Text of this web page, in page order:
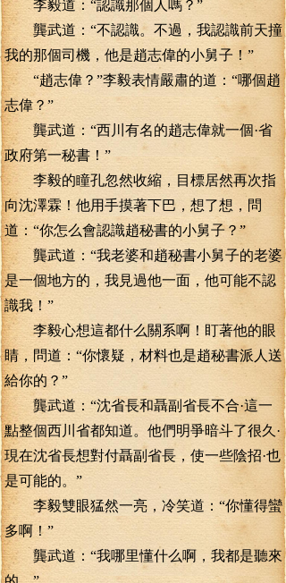
李毅道：“認識那個人嗎？”
龔武道：“不認識。不過，我認識前天撞
我的那個司機，他是趙志偉的小舅子！”
“趙志偉？”李毅表情嚴肅的道：“哪個趙
志偉？”
龔武道：“西川有名的趙志偉就一個·省
政府第一秘書！”
李毅的瞳孔忽然收縮，目標居然再次指
向沈澤霖！他用手摸著下巴，想了想，問
道：“你怎么會認識趙秘書的小舅子？”
龔武道：“我老婆和趙秘書小舅子的老婆
是一個地方的，我見過他一面，他可能不認
識我！”
李毅心想這都什么關系啊！盯著他的眼
睛，問道：“你懷疑，材料也是趙秘書派人送
給你的？”
龔武道：“沈省長和聶副省長不合·這一
點整個西川省都知道。他們明爭暗斗了很久·
現在沈省長想對付聶副省長，使一些陰招·也
是可能的。”
李毅雙眼猛然一亮，冷笑道：“你懂得蠻
多啊！”
龔武道：“我哪里懂什么啊，我都是聽來